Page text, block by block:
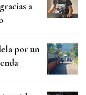
a
por un